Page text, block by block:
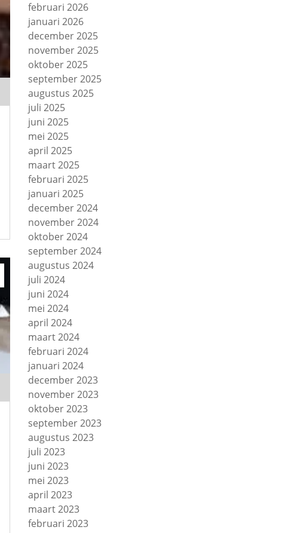
februari 2026
januari 2026
december 2025
november 2025
oktober 2025
september 2025
augustus 2025
juli 2025
juni 2025
mei 2025
april 2025
maart 2025
februari 2025
januari 2025
december 2024
november 2024
oktober 2024
september 2024
augustus 2024
juli 2024
juni 2024
mei 2024
april 2024
maart 2024
februari 2024
januari 2024
december 2023
november 2023
oktober 2023
september 2023
augustus 2023
juli 2023
juni 2023
mei 2023
april 2023
maart 2023
februari 2023